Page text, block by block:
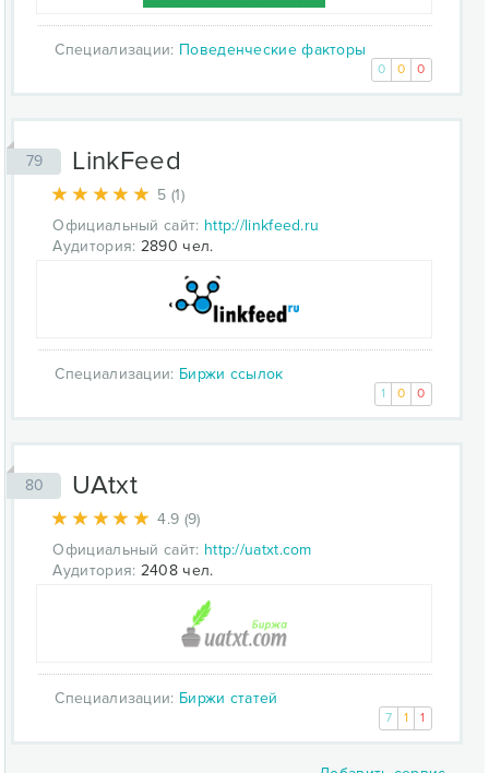
Специализации: Поведенческие факторы
0 0 0
79 LinkFeed
5 (1)
Официальный сайт: http://linkfeed.ru
Аудитория: 2890 чел.
Специализации: Биржи ссылок
1 0 0
80 UAtxt
4.9 (9)
Официальный сайт: http://uatxt.com
Аудитория: 2408 чел.
Специализации: Биржи статей
7 1 1